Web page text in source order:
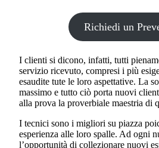
Richiedi un
I clienti si dicono, infatti, tutti
servizio ricevuto, compresi i più
esaudite tute le loro aspettative. La
massimo e tutto ciò porta nuovi
alla prova la proverbiale maestria di
I tecnici sono i migliori su piazza
esperienza alle loro spalle. Ad ogni
l’opportunità di collezionare nuovi